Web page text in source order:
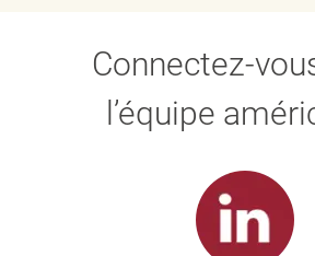
Connectez-
l’équipe